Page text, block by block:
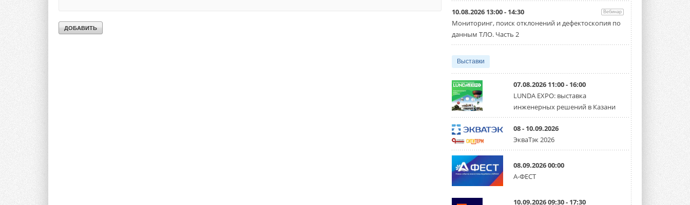
«СиСофт Девелопмент» подвел
итоги конкурса студенческих
проектов «ТИМ-лидеры 2026»
«Русклимат» укрепляет
партнёрство за Уралом
Президент Омского землячества в
Москве Михаил Тимошенко посетил
Омск с трёхдневным рабочим визитом ...
31 ИЮЛЯ 2026
Carrier модернизирует
флагманский чиллер AquaEdge
19XR
Чиллер получил новую версию,
работающую на хладагенте R1234ze ...
31 ИЮЛЯ 2026
Mitsubishi расширяет
10.08.2026 13:00 - 14:30 Вебинар
Мониторинг, поиск отклонений и дефектоскопия по
данным ТЛО. Часть 2
Выставки
07.08.2026 11:00 - 16:00
LUNDA EXPO: выставка
инженерных решений в Казани
08 - 10.09.2026
ЭкваТэк 2026
08.09.2026 00:00
А-ФЕСТ
10.09.2026 09:30 - 17:30